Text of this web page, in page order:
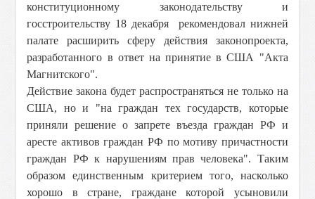
конституционному законодательству и
госстроительству 18 декабря рекомендовал нижней
палате расширить сферу действия законопроекта,
разработанного в ответ на принятие в США "Акта
Магнитского".
Действие закона будет распространяться не только на
США, но и "на граждан тех государств, которые
приняли решение о запрете въезда граждан РФ и
аресте активов граждан РФ по мотиву причастности
граждан РФ к нарушениям прав человека". Таким
образом единственным критерием того, насколько
хорошо в стране, граждане которой усыновили